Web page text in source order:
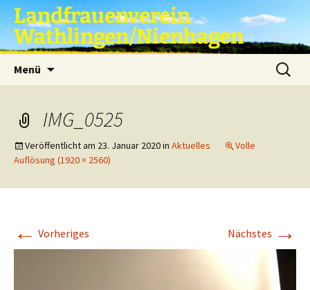
Zum
Inhalt
springen
Landfrauenverein
Wathlingen/Nienhagen
Menü
Suche
nach:
IMG_0525
Veröffentlicht am 23. Januar 2020in Aktuelles
Volle
Auflösung (1920 × 2560)
← Vorheriges Nächstes →